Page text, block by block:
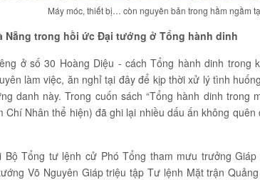
Máy móc, thiết bị… còn nguyên bản trong hầm ngầm
Nẵng trong hồi ức Đại tướng ở Tổng hành dinh
ở số 30 Hoàng Diệu - cách Tổng hành dinh
làm việc, ăn nghỉ tại đây để kịp thời xử lý tình
danh này. Trong cuốn sách “Tổng hành dinh
Chí Nhân thể hiện) đã ghi lại nhiều dấu ấn không
Bộ Tổng tư lệnh cử Phó Tổng tham mưu trưởng
Võ Nguyên Giáp triệu tập Tư lệnh Mặt trận